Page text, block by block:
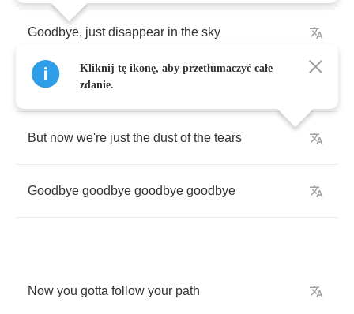
Goodbye, just disappear in the sky
We used to be the
But now we're just the dust of the tears
Goodbye goodbye goodbye goodbye
Now you gotta follow your path
Kliknij tę ikonę, aby przetłumaczyć całe
zdanie.